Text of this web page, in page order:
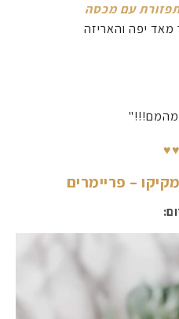
עם מכסה
מאד יפה והאריזה
מהמם!!!"
– פריימרים